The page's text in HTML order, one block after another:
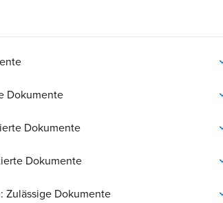
Dokumente
Dokumente
Dokumente
Zulässige Dokumente